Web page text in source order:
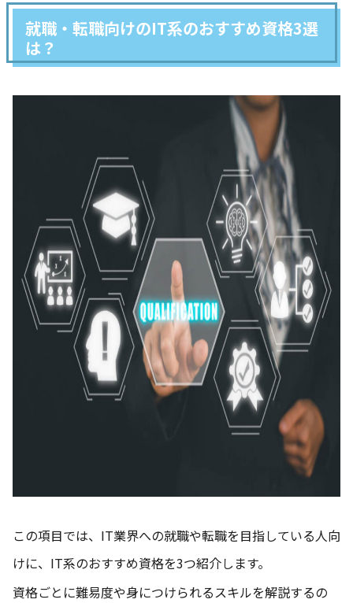
就職・転職向けのIT系のおすすめ資格3選
は？
この項目では、IT業界への就職や転職を目指している人向
けに、IT系のおすすめ資格を3つ紹介します。
資格ごとに難易度や身につけられるスキルを解説するの